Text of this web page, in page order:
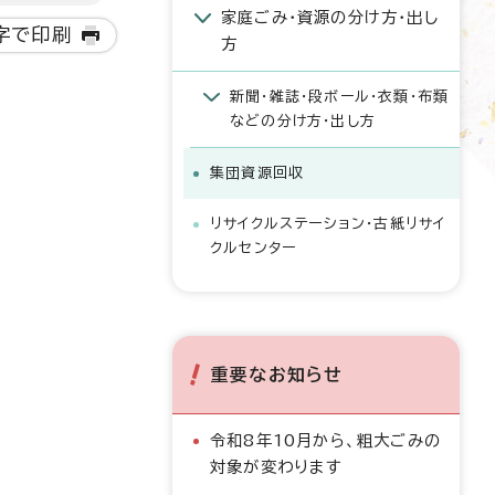
で印刷
家庭ごみ・資源の分け方・出し
方
新聞・雑誌・段ボール・衣類・布類
などの分け方・出し方
集団資源回収
リサイクルステーション・古紙リサイ
クルセンター
重要なお知らせ
令和8年10月から、粗大ごみの
対象が変わります